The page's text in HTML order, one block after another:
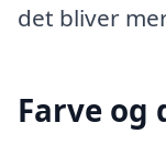
det bliver
Farve og